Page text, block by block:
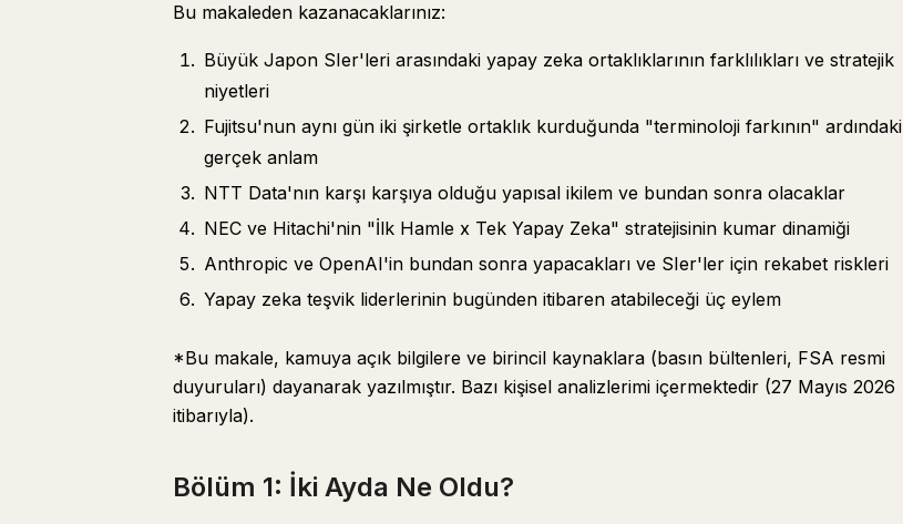
Bu makaleden kazanacaklarınız:
Büyük Japon SIer'leri arasındaki yapay zeka ortaklıklarının farklılıkları ve stratejik
niyetleri
Fujitsu'nun aynı gün iki şirketle ortaklık kurduğunda "terminoloji farkının" ardındaki
gerçek anlam
NTT Data'nın karşı karşıya olduğu yapısal ikilem ve bundan sonra olacaklar
NEC ve Hitachi'nin "İlk Hamle x Tek Yapay Zeka" stratejisinin kumar dinamiği
Anthropic ve OpenAI'in bundan sonra yapacakları ve SIer'ler için rekabet riskleri
Yapay zeka teşvik liderlerinin bugünden itibaren atabileceği üç eylem
*Bu makale, kamuya açık bilgilere ve birincil kaynaklara (basın bültenleri, FSA resmi
duyuruları) dayanarak yazılmıştır. Bazı kişisel analizlerimi içermektedir (27 Mayıs 2026
itibarıyla).
Bölüm 1: İki Ayda Ne Oldu?